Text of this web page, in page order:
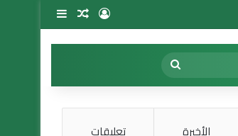
تسجيل الدخول
مقال عشوائي
إضافة
بحث
عن
الأخيرة تعليقات